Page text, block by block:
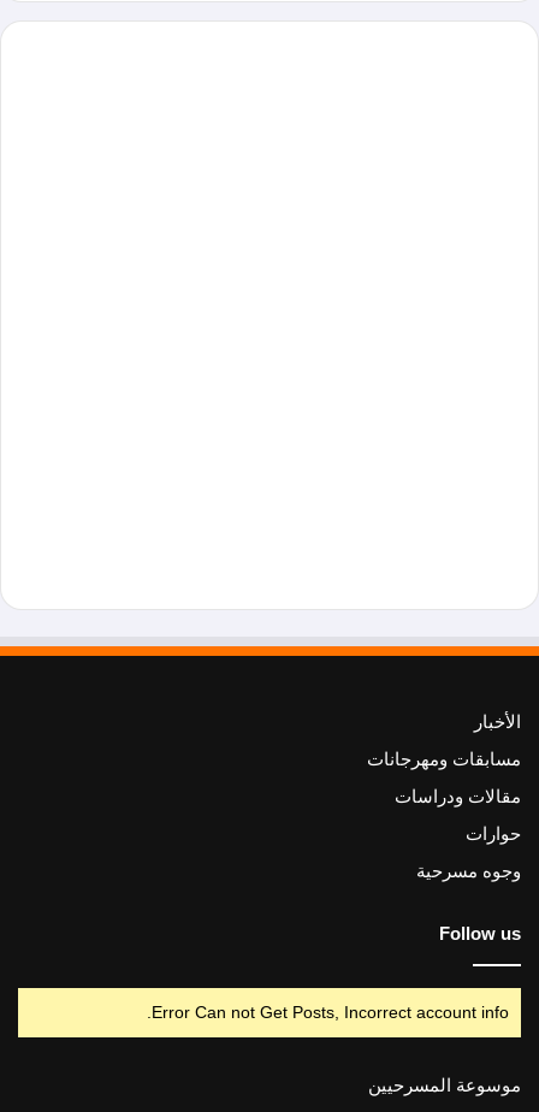
الأخبار
مسابقات ومهرجانات
مقالات ودراسات
حوارات
وجوه مسرحية
Follow us
Error Can not Get Posts, Incorrect account info.
موسوعة المسرحيين